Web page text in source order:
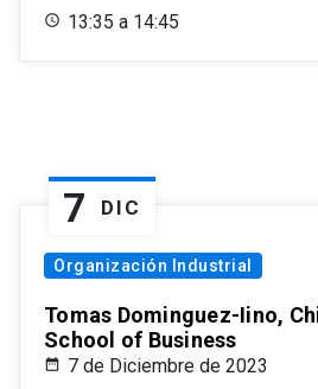
13:35 a 14:45
7 DIC
Organización Industrial
Tomas Dominguez-Iino,
School of Business
7 de Diciembre de 2023